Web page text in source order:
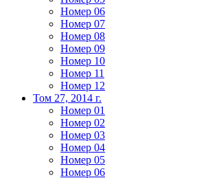
Номер 06
Номер 07
Номер 08
Номер 09
Номер 10
Номер 11
Номер 12
Том 27, 2014 г.
Номер 01
Номер 02
Номер 03
Номер 04
Номер 05
Номер 06